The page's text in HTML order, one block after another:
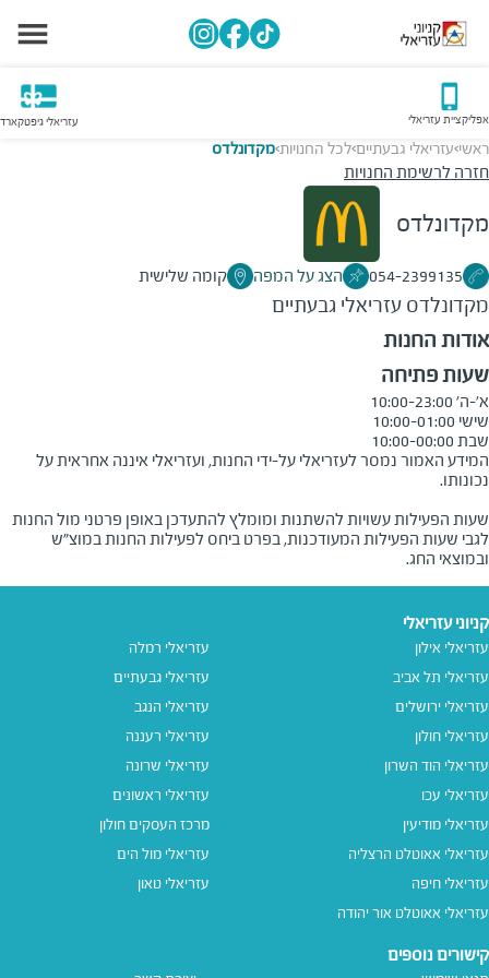
אפליקציית עזריאלי עזריאלי גיפטקארד
ראשי>עזריאלי גבעתיים>לכל החנויות>מקדונלדס
חזרה לרשימת החנויות
מקדונלדס
054-2399135 הצג על המפה קומה שלישית
מקדונלדס עזריאלי גבעתיים
אודות החנות
שעות פתיחה
שבת 10:00-00:00
המידע האמור נמסר לעזריאלי על-ידי החנות, ועזריאלי איננה אחראית על
שעות הפעילות עשויות להשתנות ומומלץ להתעדכן באופן פרטני מול החנות
לגבי שעות הפעילות המעודכנות, בפרט ביחס לפעילות החנות במוצ"ש
ובמוצאי החג.
קניוני עזריאלי
עזריאלי אילון
עזריאלי תל אביב
עזריאלי ירושלים
עזריאלי חולון
עזריאלי הוד השרון
עזריאלי עכו
עזריאלי מודיעין
עזריאלי אאוטלט הרצליה
עזריאלי חיפה
עזריאלי אאוטלט אור יהודה
עזריאלי רמלה
עזריאלי גבעתיים
עזריאלי הנגב
עזריאלי רעננה
עזריאלי שרונה
עזריאלי ראשונים
מרכז העסקים חולון
עזריאלי מול הים
עזריאלי טאון
קישורים נוספים